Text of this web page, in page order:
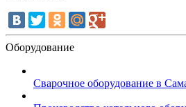
Оборудование
Сварочное оборудование в